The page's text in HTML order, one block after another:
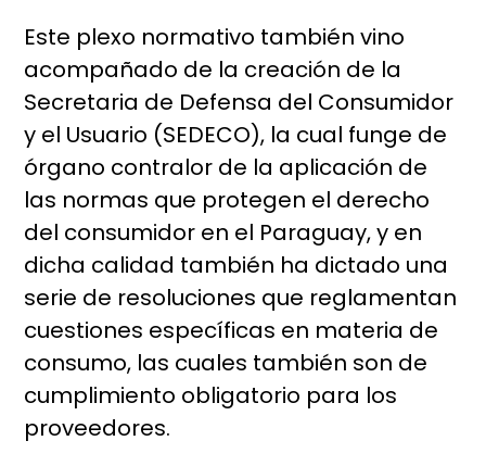
Este plexo normativo también vino
acompañado de la creación de la
Secretaria de Defensa del Consumidor
y el Usuario (SEDECO), la cual funge de
órgano contralor de la aplicación de
las normas que protegen el derecho
del consumidor en el Paraguay, y en
dicha calidad también ha dictado una
serie de resoluciones que reglamentan
cuestiones específicas en materia de
consumo, las cuales también son de
cumplimiento obligatorio para los
proveedores.